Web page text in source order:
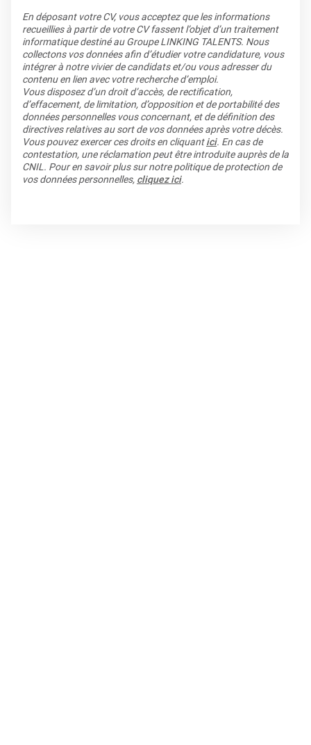
En déposant votre CV, vous acceptez que les informations
recueillies à partir de votre CV fassent l’objet d’un traitement
informatique destiné au Groupe LINKING TALENTS. Nous
collectons vos données afin d’étudier votre candidature, vous
intégrer à notre vivier de candidats et/ou vous adresser du
contenu en lien avec votre recherche d’emploi.
Vous disposez d’un droit d’accès, de rectification,
d’effacement, de limitation, d’opposition et de portabilité des
données personnelles vous concernant, et de définition des
directives relatives au sort de vos données après votre décès.
Vous pouvez exercer ces droits en cliquantici. En cas de
contestation, une réclamation peut être introduite auprès de la
CNIL. Pour en savoir plus sur notre politique de protection de
vos données personnelles, cliquez ici.